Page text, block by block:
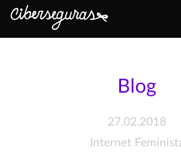
Blog
27.02.2018
Internet